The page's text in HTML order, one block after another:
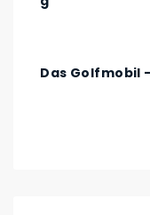
Das Golfmobil